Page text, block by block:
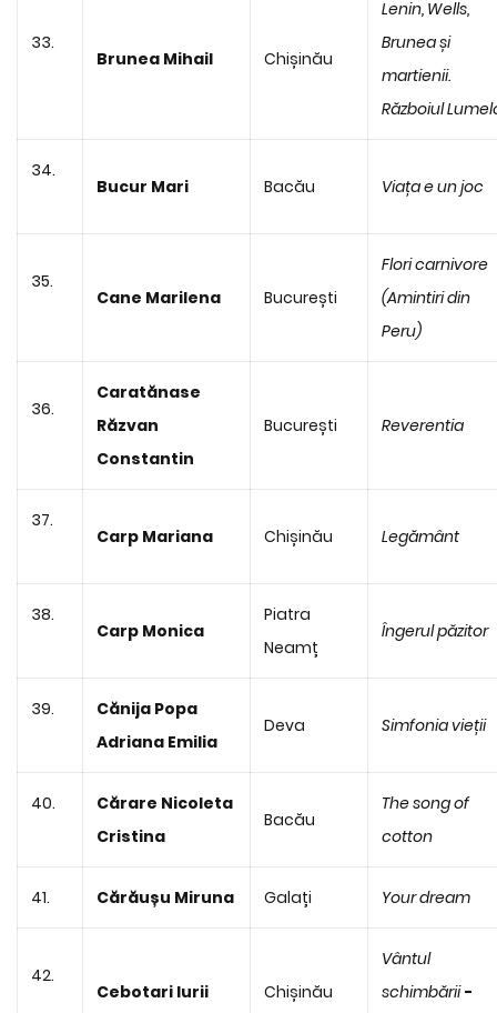
33.
Brunea Mihail Chișinău
Lenin, Wells,
Brunea și
martienii.
Războiul
34.
Bucur Mari Bacău Viața e un joc
35.
Cane Marilena București
Flori carnivore
(Amintiri din
Peru)
36.
Caratănase
Răzvan
Constantin
București Reverentia
37.
Carp Mariana Chișinău Legământ
38.
Carp Monica
Piatra
Neamț
Îngerul păzitor
39.
Cănija Popa
Adriana Emilia
Deva Simfonia vieții
40.
Cărare Nicoleta
Cristina
Bacău
The song of
cotton
41. Cărăușu Miruna Galați Your dream
42.
Cebotari Iurii Chișinău
Vântul
schimbării-